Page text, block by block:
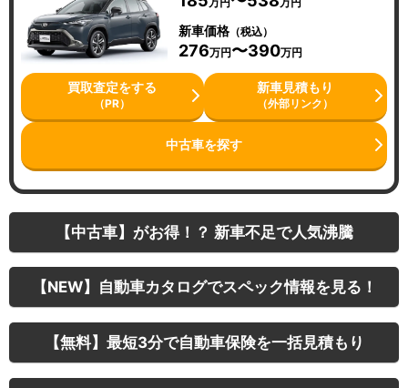
新車価格（税込）
276万円〜390万円
買取査定をする
（PR）
新車見積もり
（外部リンク）
中古車を探す
【中古車】がお得！？ 新車不足で人気沸騰
【NEW】自動車カタログでスペック情報を見る！
【無料】最短3分で自動車保険を一括見積もり